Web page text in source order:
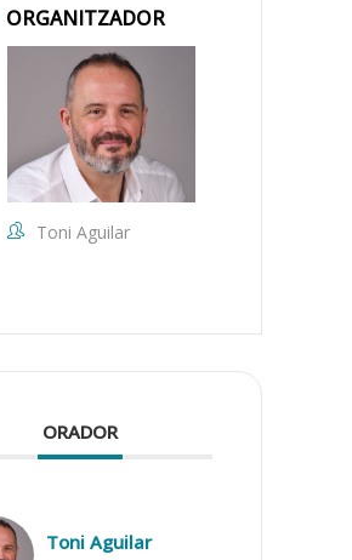
ORGANITZADOR
Toni Aguilar
ORADOR
Toni Aguilar